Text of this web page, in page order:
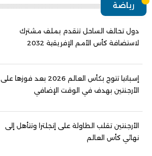
رياضة
دول تحالف الساحل تتقدم بملف مشترك
لاستضافة كأس الأمم الإفريقية 2032
إسبانيا تتوج بكأس العالم 2026 بعد فوزها على
الأرجنتين بهدف في الوقت الإضافي
الأرجنتين تقلب الطاولة على إنجلترا وتتأهل إلى
نهائي كأس العالم